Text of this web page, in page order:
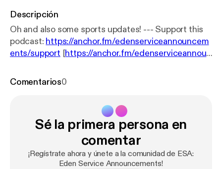
Descripción
Oh and also some sports updates! --- Support this
podcast: https://anchor.fm/edenserviceannouncem
ents/support [https://anchor.fm/edenserviceannoun
Comentarios0
Sé la primera persona en
comentar
¡Regístrate ahora y únete a la comunidad de ESA:
Eden Service Announcements!